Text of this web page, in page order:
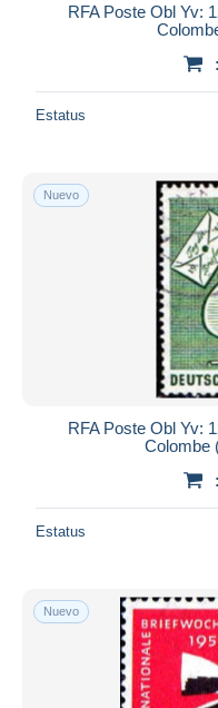
RFA Poste Obl Yv:
Estatus
Nuevo
RFA Poste Obl Yv:
Colombe
Estatus
Nuevo